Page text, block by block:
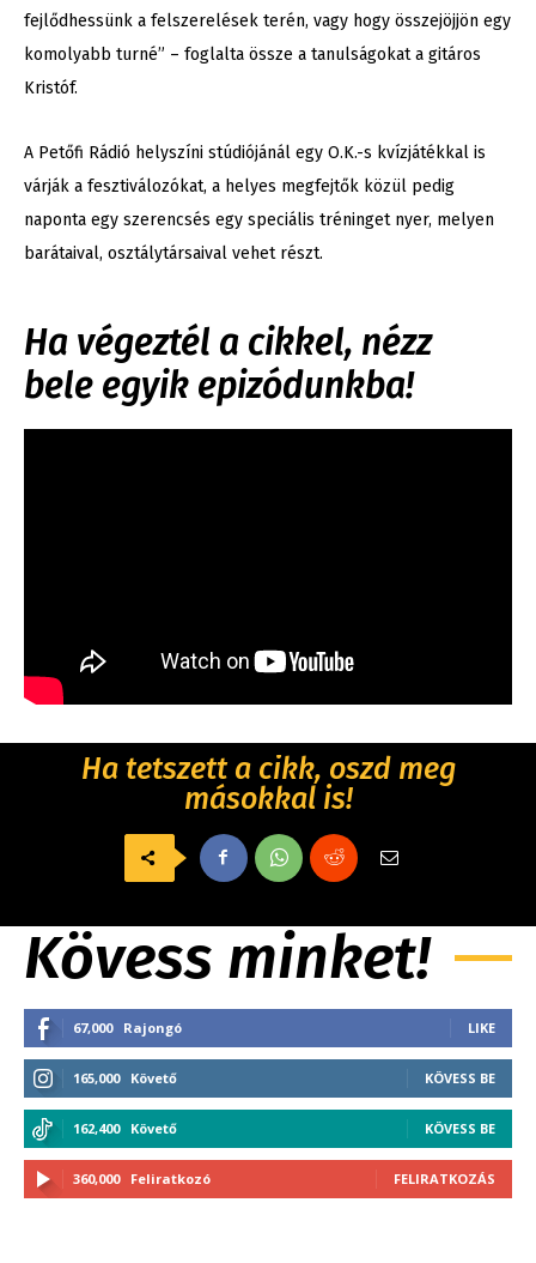
fejlődhessünk a felszerelések terén, vagy hogy összejöjjön egy
komolyabb turné” – foglalta össze a tanulságokat a gitáros
Kristóf.
A Petőfi Rádió helyszíni stúdiójánál egy O.K.-s kvízjátékkal is
várják a fesztiválozókat, a helyes megfejtők közül pedig
naponta egy szerencsés egy speciális tréninget nyer, melyen
barátaival, osztálytársaival vehet részt.
Ha végeztél a cikkel, nézz
bele egyik epizódunkba!
Ha tetszett a cikk, oszd meg
másokkal is!
Kövess minket!
67,000 Rajongó LIKE
165,000 Követő KÖVESS BE
162,400 Követő KÖVESS BE
360,000 Feliratkozó FELIRATKOZÁS